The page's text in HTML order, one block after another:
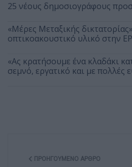
25 νέους δημοσιογράφους
«Μέρες Μεταξικής
οπτικοακουστικό υλικό στην
«Ας κρατήσουμε ένα κλαδάκι
σεμνό, εργατικό και με πολλές
ΠΡΟΗΓΟΎΜΕΝΟ ΆΡΘΡΟ